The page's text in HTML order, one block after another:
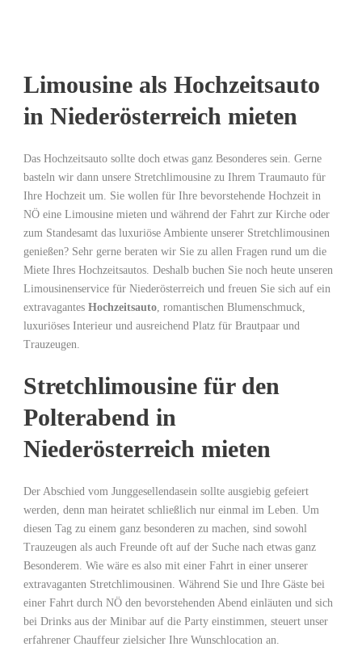
Limousine als Hochzeitsauto
in Niederösterreich mieten
Das Hochzeitsauto sollte doch etwas ganz Besonderes sein. Gerne
basteln wir dann unsere Stretchlimousine zu Ihrem Traumauto für
Ihre Hochzeit um. Sie wollen für Ihre bevorstehende Hochzeit in
NÖ eine Limousine mieten und während der Fahrt zur Kirche oder
zum Standesamt das luxuriöse Ambiente unserer Stretchlimousinen
genießen? Sehr gerne beraten wir Sie zu allen Fragen rund um die
Miete Ihres Hochzeitsautos. Deshalb buchen Sie noch heute unseren
Limousinenservice für Niederösterreich und freuen Sie sich auf ein
extravagantes Hochzeitsauto, romantischen Blumenschmuck,
luxuriöses Interieur und ausreichend Platz für Brautpaar und
Trauzeugen.
Stretchlimousine für den
Polterabend in
Niederösterreich mieten
Der Abschied vom Junggesellendasein sollte ausgiebig gefeiert
werden, denn man heiratet schließlich nur einmal im Leben. Um
diesen Tag zu einem ganz besonderen zu machen, sind sowohl
Trauzeugen als auch Freunde oft auf der Suche nach etwas ganz
Besonderem. Wie wäre es also mit einer Fahrt in einer unserer
extravaganten Stretchlimousinen. Während Sie und Ihre Gäste bei
einer Fahrt durch NÖ den bevorstehenden Abend einläuten und sich
bei Drinks aus der Minibar auf die Party einstimmen, steuert unser
erfahrener Chauffeur zielsicher Ihre Wunschlocation an.